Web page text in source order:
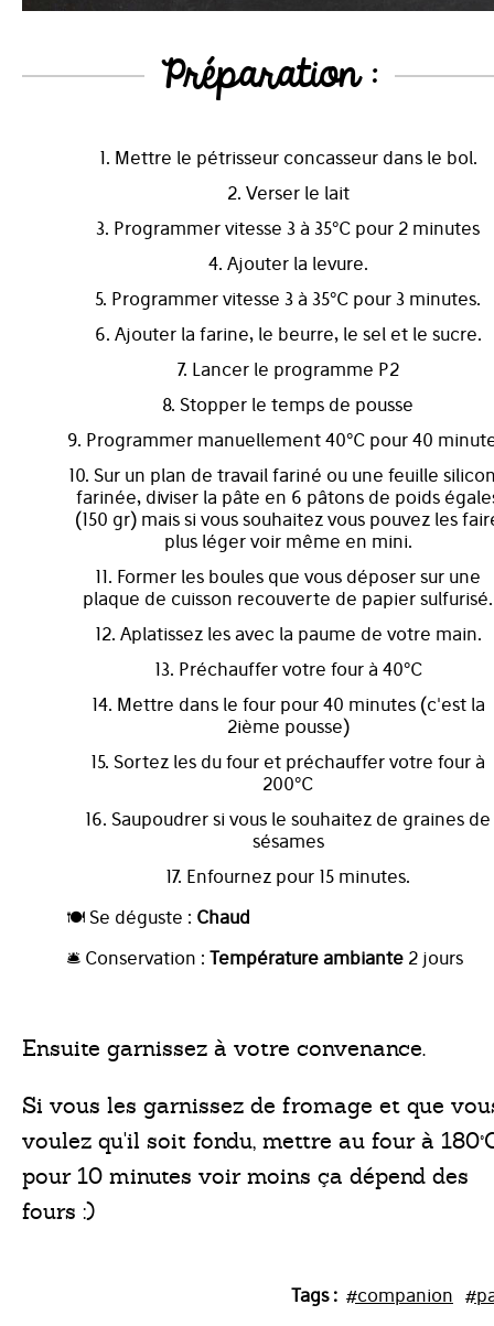
Préparation :
1. Mettre le pétrisseur concasseur dans le bol.
2. Verser le lait
3. Programmer vitesse 3 à 35°C pour 2 minutes
4. Ajouter la levure.
5. Programmer vitesse 3 à 35°C pour 3 minutes.
6. Ajouter la farine, le beurre, le sel et le sucre.
7. Lancer le programme P2
8. Stopper le temps de pousse
9. Programmer manuellement 40°C pour 40
10. Sur un plan de travail fariné ou une feuille
farinée, diviser la pâte en 6 pâtons de poids
(150 gr) mais si vous souhaitez vous pouvez les
plus léger voir même en mini.
11. Former les boules que vous déposer sur une
plaque de cuisson recouverte de papier sulfurisé.
12. Aplatissez les avec la paume de votre main.
13. Préchauffer votre four à 40°C
14. Mettre dans le four pour 40 minutes (c'est la
2ième pousse)
15. Sortez les du four et préchauffer votre four à
200°C
16. Saupoudrer si vous le souhaitez de graines de
sésames
17. Enfournez pour 15 minutes.
🍽️ Se déguste : Chaud
🛎️ Conservation : Température ambiante 2 jours
Ensuite garnissez à votre convenance.
Si vous les garnissez de fromage et que
voulez qu'il soit fondu, mettre au four à
pour 10 minutes voir moins ça dépend des
fours :)
Tags : #companion